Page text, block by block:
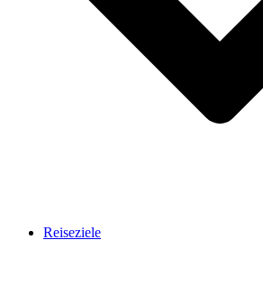
Reiseziele